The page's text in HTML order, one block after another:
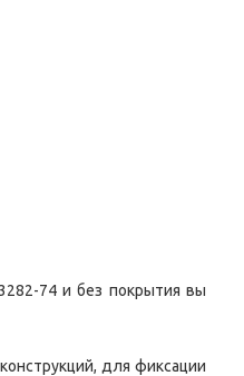
74 и без покрытия вы
для фиксации